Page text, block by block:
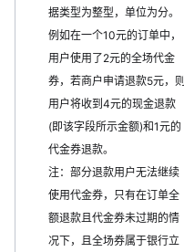
据类型为整型，单位为分。
例如在一个10元的订单中，
用户使用了2元的全场代金
券，若商户申请退款5元，则
用户将收到4元的现金退款
(即该字段所示金额)和1元的
代金券退款。
注：部分退款用户无法继续
使用代金券，只有在订单全
额退款且代金券未过期的情
况下，且全场券属于银行立